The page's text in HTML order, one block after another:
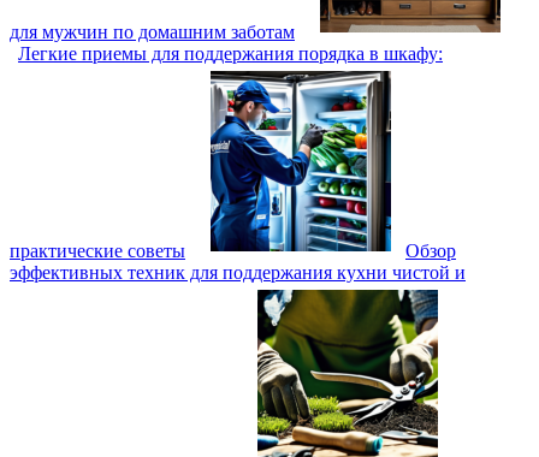
для мужчин по домашним заботам
Легкие приемы для поддержания порядка в шкафу:
практические советы
Обзор
эффективных техник для поддержания кухни чистой и